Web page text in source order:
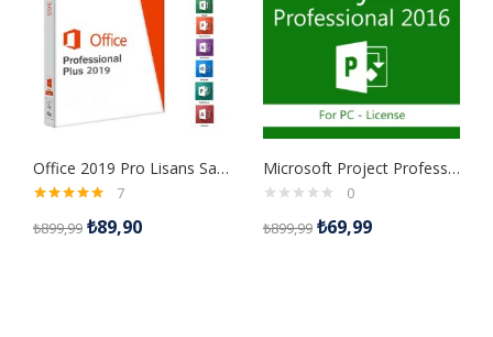
Office 2019 Pro Lisans Satın Al
5.00oy aldı
7
₺899,99 ₺89,90
Microsoft Project Professional 2016 Dijital İndirilebilir Lisans
0
₺899,99 ₺69,99